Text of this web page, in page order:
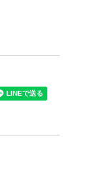
年以上継